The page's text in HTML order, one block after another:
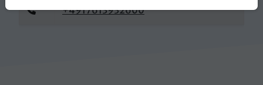
+4917613932600